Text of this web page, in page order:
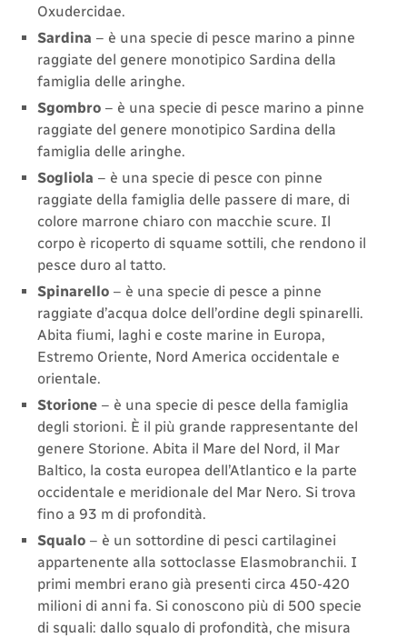
Oxudercidae.
Sardina – è una specie di pesce marino a pinne
raggiate del genere monotipico Sardina della
famiglia delle aringhe.
Sgombro – è una specie di pesce marino a pinne
raggiate del genere monotipico Sardina della
famiglia delle aringhe.
Sogliola – è una specie di pesce con pinne
raggiate della famiglia delle passere di mare, di
colore marrone chiaro con macchie scure. Il
corpo è ricoperto di squame sottili, che rendono il
pesce duro al tatto.
Spinarello – è una specie di pesce a pinne
raggiate d’acqua dolce dell’ordine degli spinarelli.
Abita fiumi, laghi e coste marine in Europa,
Estremo Oriente, Nord America occidentale e
orientale.
Storione – è una specie di pesce della famiglia
degli storioni. È il più grande rappresentante del
genere Storione. Abita il Mare del Nord, il Mar
Baltico, la costa europea dell’Atlantico e la parte
occidentale e meridionale del Mar Nero. Si trova
fino a 93 m di profondità.
Squalo – è un sottordine di pesci cartilaginei
appartenente alla sottoclasse Elasmobranchii. I
primi membri erano già presenti circa 450-420
milioni di anni fa. Si conoscono più di 500 specie
di squali: dallo squalo di profondità, che misura